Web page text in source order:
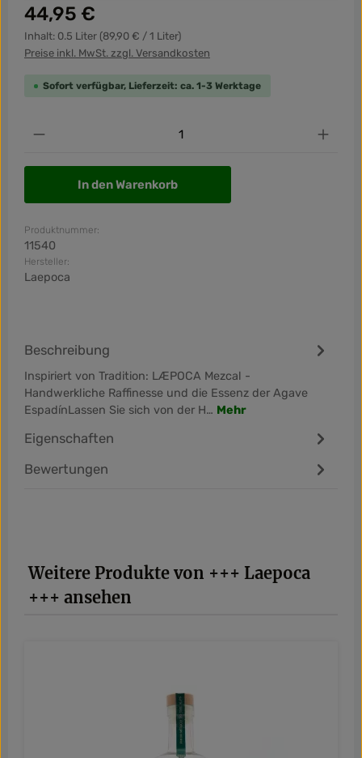
Regulärer Preis:
44,95 €
Inhalt: 0.5 Liter (89,90 € / 1 Liter)
Preise inkl. MwSt. zzgl. Versandkosten
Sofort verfügbar, Lieferzeit: ca. 1-3 Werktage
Produkt Anzahl: Gib den gewünschten Wert
In den Warenkorb
Produktnummer:
11540
Hersteller:
Laepoca
Beschreibung
Inspiriert von Tradition: LÆPOCA Mezcal -
Handwerkliche Raffinesse und die Essenz der Agave
EspadínLassen Sie sich von der H… Mehr
Eigenschaften
Bewertungen
Produktgalerie überspringen
Weitere Produkte von +++ Laepoca
+++ ansehen